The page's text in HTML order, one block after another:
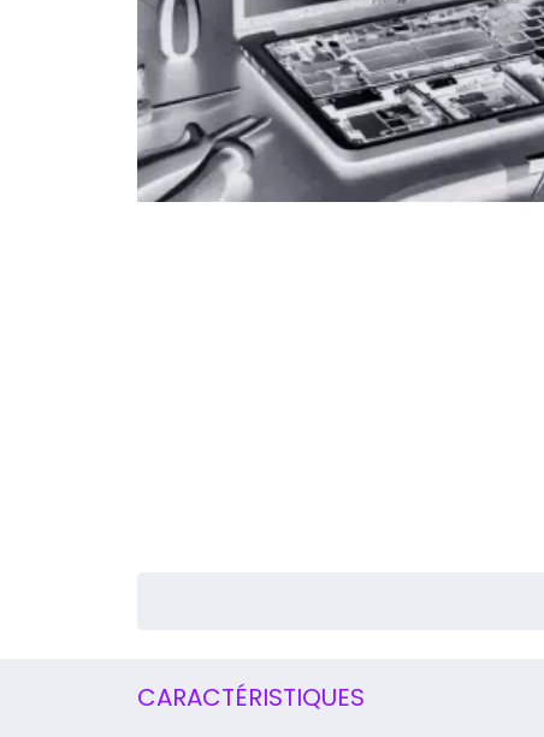
CARACTÉRISTIQUES